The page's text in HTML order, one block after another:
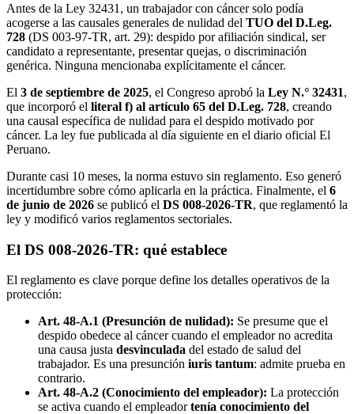
Antes de la Ley 32431, un trabajador con cáncer solo podía
acogerse a las causales generales de nulidad del TUO del D.Leg.
728 (DS 003-97-TR, art. 29): despido por afiliación sindical, ser
candidato a representante, presentar quejas, o discriminación
genérica. Ninguna mencionaba explícitamente el cáncer.
El 3 de septiembre de 2025, el Congreso aprobó la Ley N.° 32431,
que incorporó el literal f) al artículo 65 del D.Leg. 728, creando
una causal específica de nulidad para el despido motivado por
cáncer. La ley fue publicada al día siguiente en el diario oficial El
Peruano.
Durante casi 10 meses, la norma estuvo sin reglamento. Eso generó
incertidumbre sobre cómo aplicarla en la práctica. Finalmente, el 6
de junio de 2026 se publicó el DS 008-2026-TR, que reglamentó la
ley y modificó varios reglamentos sectoriales.
El DS 008-2026-TR: qué establece
El reglamento es clave porque define los detalles operativos de la
protección:
Art. 48-A.1 (Presunción de nulidad): Se presume que el
despido obedece al cáncer cuando el empleador no acredita
una causa justa desvinculada del estado de salud del
trabajador. Es una presunción iuris tantum: admite prueba en
contrario.
Art. 48-A.2 (Conocimiento del empleador): La protección
se activa cuando el empleadortenía conocimiento del